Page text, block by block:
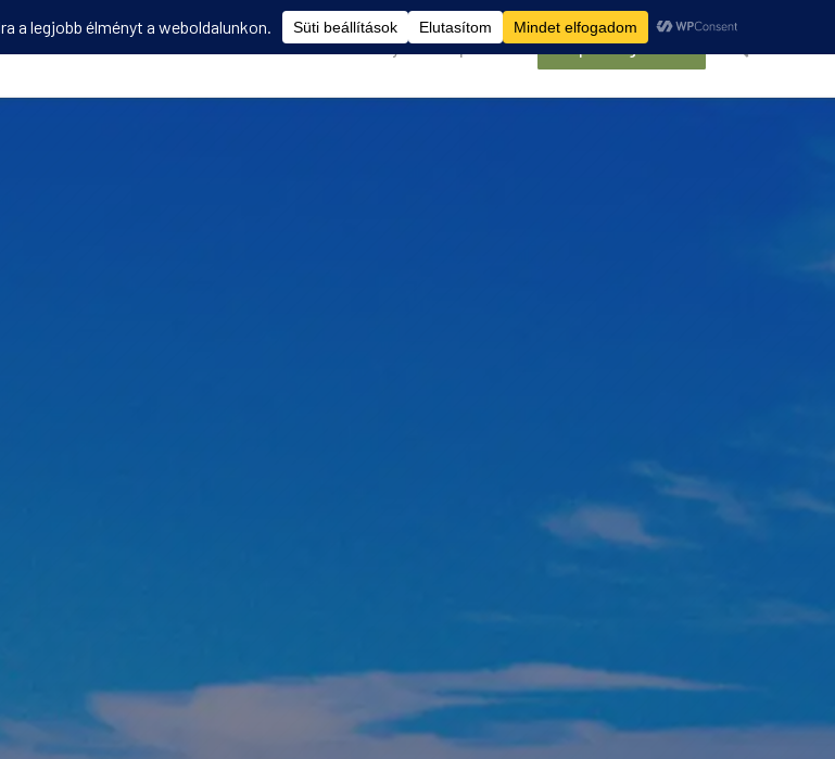
Disszemináció Vélemények Kapcsolat Belépés/Regisztráció